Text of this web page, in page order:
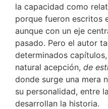
la capacidad como
porque fueron escritos
aunque con un eje
pasado. Pero el autor
determinados
natural acepción, de
donde surge una mera
su personalidad, entre
desarrollan la historia.